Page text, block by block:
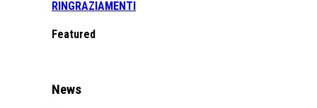
RINGRAZIAMENTI
Featured
News